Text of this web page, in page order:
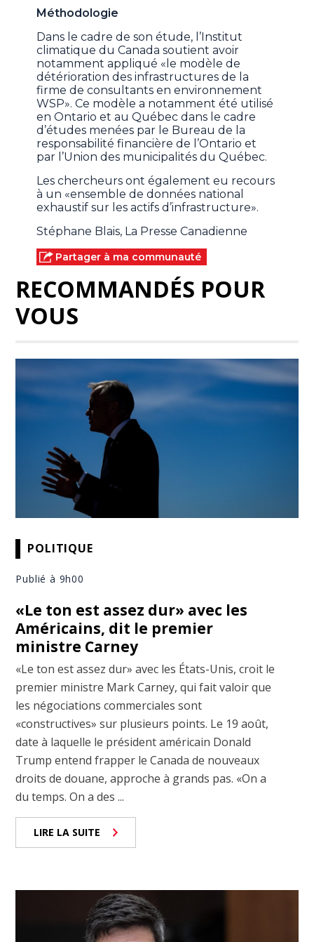
Méthodologie
Dans le cadre de son étude, l’Institut
climatique du Canada soutient avoir
notamment appliqué «le modèle de
détérioration des infrastructures de la
firme de consultants en environnement
WSP». Ce modèle a notamment été utilisé
en Ontario et au Québec dans le cadre
d’études menées par le Bureau de la
responsabilité financière de l’Ontario et
par l’Union des municipalités du Québec.
Les chercheurs ont également eu recours
à un «ensemble de données national
exhaustif sur les actifs d’infrastructure».
Stéphane Blais, La Presse Canadienne
Partager à ma communauté
RECOMMANDÉS POUR
VOUS
POLITIQUE
Publié à 9h00
«Le ton est assez dur» avec les
Américains, dit le premier
ministre Carney
«Le ton est assez dur» avec les États-Unis, croit le
premier ministre Mark Carney, qui fait valoir que
les négociations commerciales sont
«constructives» sur plusieurs points. Le 19 août,
date à laquelle le président américain Donald
Trump entend frapper le Canada de nouveaux
droits de douane, approche à grands pas. «On a
du temps. On a des ...
LIRE LA SUITE